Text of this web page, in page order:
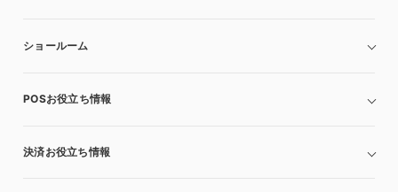
ショールーム
POSお役立ち情報
決済お役立ち情報